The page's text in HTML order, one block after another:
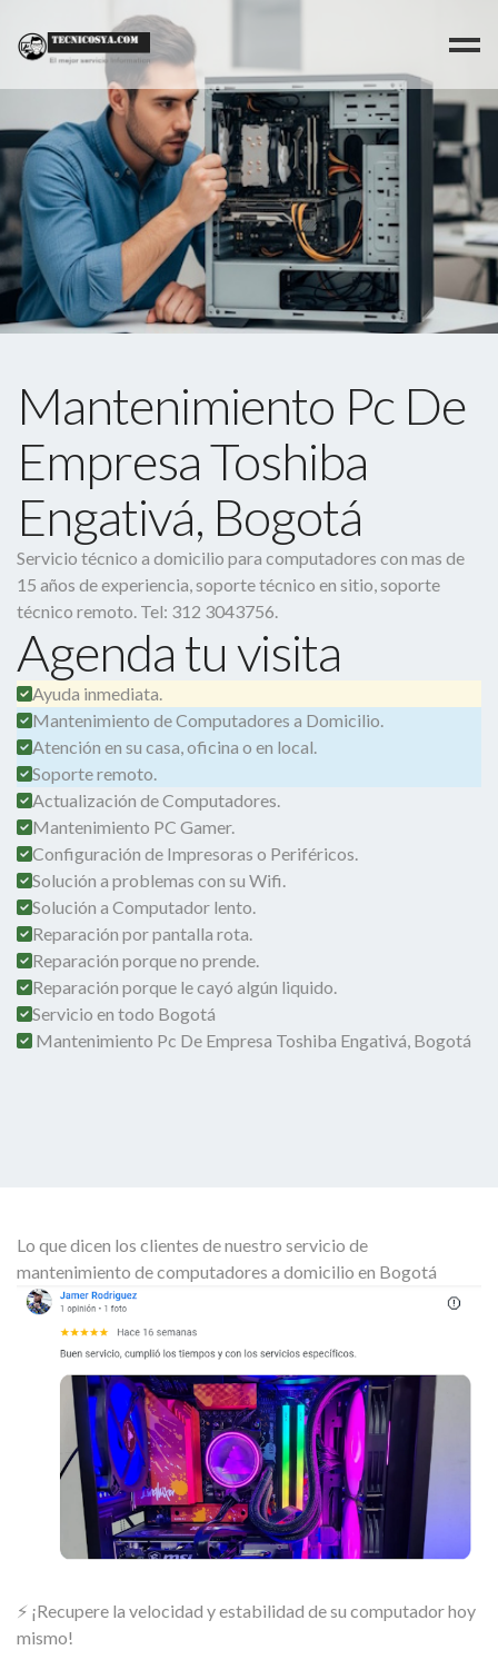
Mantenimiento Pc De
Empresa Toshiba
Engativá, Bogotá
Servicio técnico a domicilio para computadores con mas de
15 años de experiencia, soporte técnico en sitio, soporte
técnico remoto. Tel: 312 3043756.
Agenda tu visita
Ayuda inmediata.
Mantenimiento de Computadores a Domicilio.
Atención en su casa, oficina o en local.
Soporte remoto.
Actualización de Computadores.
Mantenimiento PC Gamer.
Configuración de Impresoras o Periféricos.
Solución a problemas con su Wifi.
Solución a Computador lento.
Reparación por pantalla rota.
Reparación porque no prende.
Reparación porque le cayó algún liquido.
Servicio en todo Bogotá
Mantenimiento Pc De Empresa Toshiba Engativá, Bogotá
Lo que dicen los clientes de nuestro servicio de
mantenimiento de computadores a domicilio en Bogotá
⚡ ¡Recupere la velocidad y estabilidad de su computador hoy
mismo!